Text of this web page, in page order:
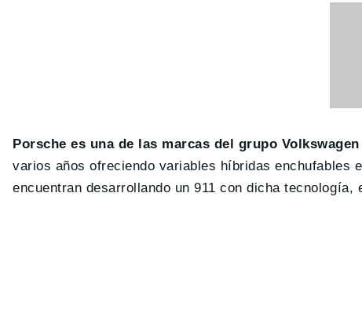
Porsche es una de las marcas del grupo
varios años ofreciendo variables híbridas enchufables
encuentran desarrollando un 911 con dicha